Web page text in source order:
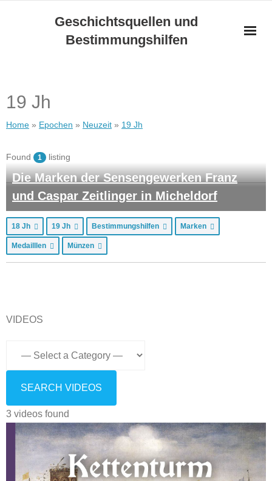
Geschichtsquellen und
Bestimmungshilfen
19 Jh
Home » Epochen » Neuzeit » 19 Jh
Found 1 listing
Die Marken der Sensengewerken Franz
und Caspar Zeitlinger in Micheldorf
18 Jh 19 Jh Bestimmungshilfen Marken
Medailllen Münzen
VIDEOS
3 videos found